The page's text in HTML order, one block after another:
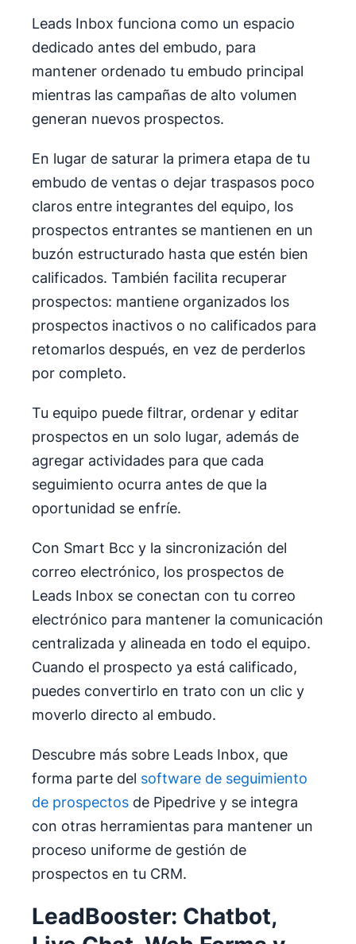
Leads Inbox funciona como un espacio
dedicado antes del embudo, para
mantener ordenado tu embudo principal
mientras las campañas de alto volumen
generan nuevos prospectos.
En lugar de saturar la primera etapa de tu
embudo de ventas o dejar traspasos poco
claros entre integrantes del equipo, los
prospectos entrantes se mantienen en un
buzón estructurado hasta que estén bien
calificados. También facilita recuperar
prospectos: mantiene organizados los
prospectos inactivos o no calificados para
retomarlos después, en vez de perderlos
por completo.
Tu equipo puede filtrar, ordenar y editar
prospectos en un solo lugar, además de
agregar actividades para que cada
seguimiento ocurra antes de que la
oportunidad se enfríe.
Con Smart Bcc y la sincronización del
correo electrónico, los prospectos de
Leads Inbox se conectan con tu correo
electrónico para mantener la comunicación
centralizada y alineada en todo el equipo.
Cuando el prospecto ya está calificado,
puedes convertirlo en trato con un clic y
moverlo directo al embudo.
Descubre más sobre Leads Inbox, que
forma parte del software de seguimiento
de prospectos de Pipedrive y se integra
con otras herramientas para mantener un
proceso uniforme de gestión de
prospectos en tu CRM.
LeadBooster: Chatbot,